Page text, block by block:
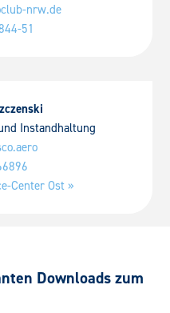
nrw.de
51
Instandhaltung
Center Ost »
Downloads zum